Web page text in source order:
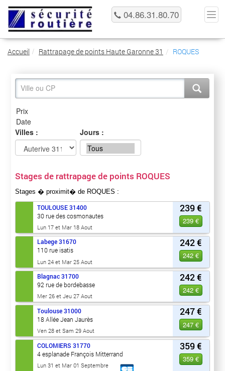
04.86.31.80.70
Accueil Rattrapage de points Haute Garonne 31 ROQUES
Villes : Jours :
Stages de rattrapage de points ROQUES
Stages � proximit� de ROQUES :
239 €
239 €
TOULOUSE 31400
30 rue des cosmonautes
Lun 17 et Mar 18 Aout
242 €
242 €
Labege 31670
110 rue isatis
Lun 24 et Mar 25 Aout
242 €
242 €
Blagnac 31700
92 rue de bordebasse
Mer 26 et Jeu 27 Aout
247 €
247 €
Toulouse 31000
18 Allée Jean Jaurès
Ven 28 et Sam 29 Aout
359 €
359 €
COLOMIERS 31770
4 esplanade François Mitterrand
Lun 31 et Mar 01 Septembre